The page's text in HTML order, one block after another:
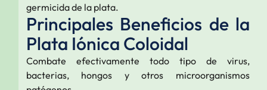
germicida de la plata.
Principales Beneficios de la
Plata Iónica Coloidal
Combate efectivamente todo tipo de virus,
bacterias, hongos y otros microorganismos